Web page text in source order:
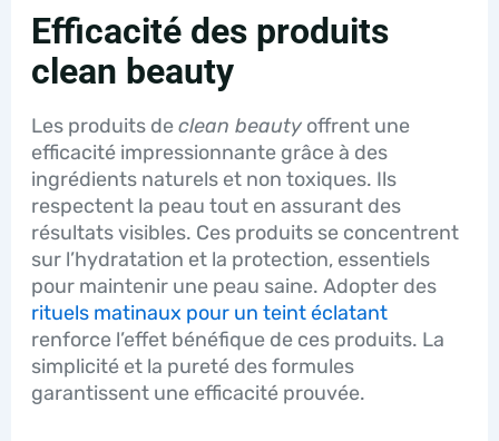
Efficacité des produits
clean beauty
Les produits declean beautyoffrent une
efficacité impressionnante grâce à des
ingrédients naturels et non toxiques. Ils
respectent la peau tout en assurant des
résultats visibles. Ces produits se concentrent
sur l’hydratation et la protection, essentiels
pour maintenir une peau saine. Adopter des
rituels matinaux pour un teint éclatant
renforce l’effet bénéfique de ces produits. La
simplicité et la pureté des formules
garantissent une efficacité prouvée.